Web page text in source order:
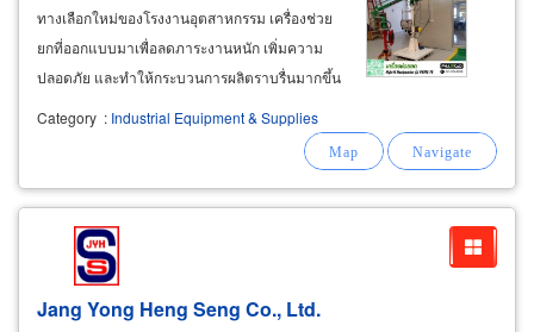
ทางเลือกใหม่ของโรงงานอุตสาหกรรม เครื่องช่วย
ยกที่ออกแบบมาเพื่อลดภาระงานหนัก เพิ่มความ
ปลอดภัย และทำให้กระบวนการผลิตราบรื่นมากขึ้น
ประสิทธิภาพ ใช้เทคโนโลยี hybrid (air electric)
ผสานพลังลมและไฟฟ้า ให้การยกแม่นยำและนุ่ม
นวล
Category : Industrial Equipment & Supplies
Jang Yong Heng Seng Co., Ltd.